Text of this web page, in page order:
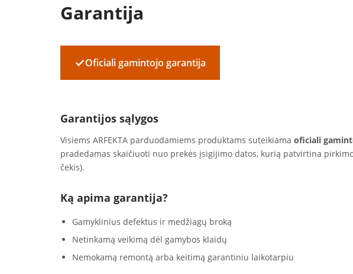
Garantija
✓Oficiali gamintojo garantija
Garantijos sąlygos
Visiems ARFEKTA parduodamiems produktams suteikiama oficiali
pradedamas skaičiuoti nuo prekės įsigijimo datos, kurią patvirtina
čekis).
Ką apima garantija?
Gamyklinius defektus ir medžiagų broką
Netinkamą veikimą dėl gamybos klaidų
Nemokamą remontą arba keitimą garantiniu laikotarpiu